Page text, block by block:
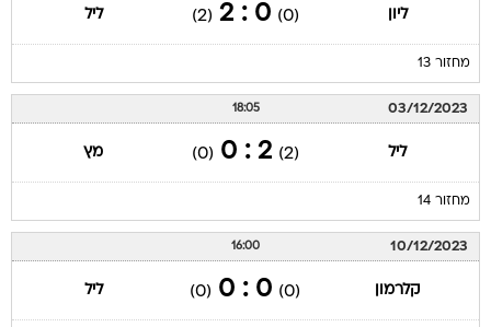
ליון (0)
0 : 2
(2) ליל
מחזור 13
03/12/2023
18:05
ליל (2)
2 : 0
(0) מץ
מחזור 14
10/12/2023
16:00
קלרמון (0)
0 : 0
(0) ליל